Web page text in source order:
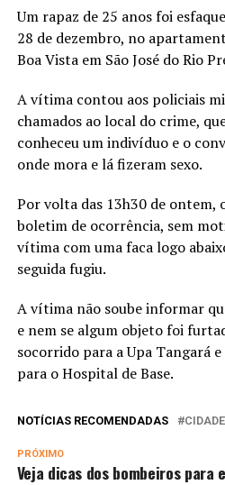
Um rapaz de 25 anos foi
28 de dezembro, no
Boa Vista em São José do Rio
A vítima contou aos policiais
chamados ao local do crime,
conheceu um indivíduo e o
onde mora e lá fizeram sexo.
Por volta das 13h30 de ontem,
boletim de ocorrência, sem
vítima com uma faca logo
seguida fugiu.
A vítima não soube informar
e nem se algum objeto foi
socorrido para a Upa Tangará
para o Hospital de Base.
NOTÍCIAS RECOMENDADAS
PRÓXIMO
Veja dicas dos bombeiros para